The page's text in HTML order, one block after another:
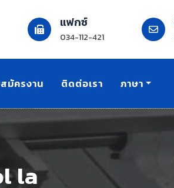
แฟกซ์
034-112-421
มัครงาน ติดต่อเรา ภาษา
la